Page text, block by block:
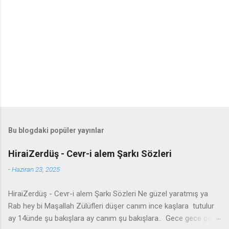
Bu blogdaki popüler yayınlar
HiraiZerdüş - Cevr-i alem Şarkı Sözleri
-Haziran 23, 2025
HiraiZerdüş - Cevr-i alem Şarkı Sözleri Ne güzel yaratmış ya
Rab hey bi Maşallah Zülüfleri düşer canım ince kaşlara tutulur
ay 14ünde şu bakışlara ay canım şu bakışlara.. Gece gece gel